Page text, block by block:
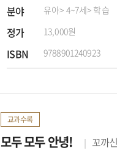
분야 유아> 4~7세> 학습
정가 13,000원
ISBN 9788901240923
교과수록
모두 모두 안녕! 꼬까